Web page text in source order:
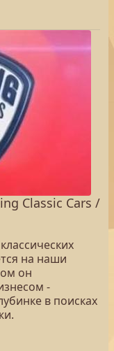
Classic Cars /
на наши
он
-
в поисках